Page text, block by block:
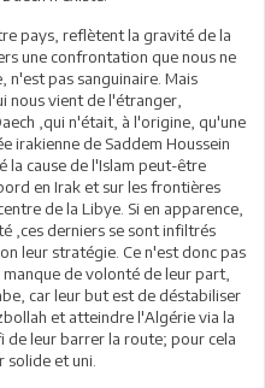
pays, reflètent la gravité de la
une confrontation que nous ne
n'est pas sanguinaire. Mais
nous vient de l'étranger,
,qui n'était, à l'origine, qu'une
irakienne de Saddem Houssein
la cause de l'Islam peut-être
en Irak et sur les frontières
de la Libye. Si en apparence,
,ces derniers se sont infiltrés
leur stratégie. Ce n'est donc pas
de volonté de leur part,
car leur but est de déstabiliser
et atteindre l'Algérie via la
de leur barrer la route; pour cela
et uni.